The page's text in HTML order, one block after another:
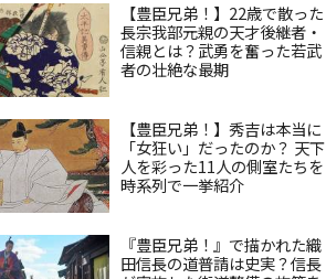
【豊臣兄弟！】22歳で散った
長宗我部元親の天才後継者・
信親とは？武勇を奮った若武
者の壮絶な最期
【豊臣兄弟！】秀吉は本当に
「女狂い」だったのか？ 天下
人を彩った11人の側室たちを
時系列で一挙紹介
『豊臣兄弟！』で描かれた織
田信長の道普請は史実？信長